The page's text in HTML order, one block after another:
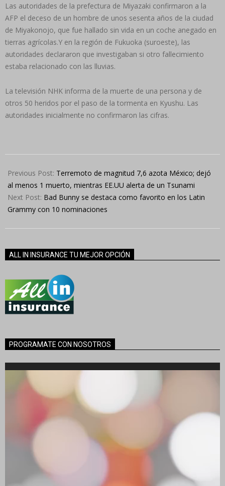
Las autoridades de la prefectura de Miyazaki confirmaron a la
AFP el deceso de un hombre de unos sesenta años de la ciudad
de Miyakonojo, que fue hallado sin vida en un coche anegado en
tierras agrícolas.Y en la región de Fukuoka (suroeste), las
autoridades declararon que investigaban si otro fallecimiento
estaba relacionado con las lluvias.
La televisión NHK informa de la muerte de una persona y de
otros 50 heridos por el paso de la tormenta en Kyushu. Las
autoridades inicialmente no confirmaron las cifras.
09-
19
Previous Post: Terremoto de magnitud 7,6 azota México; dejó
al menos 1 muerto, mientras EE.UU alerta de un Tsunami
Next Post: Bad Bunny se destaca como favorito en los Latin
Grammy con 10 nominaciones
ALL IN INSURANCE TU MEJOR OPCIÓN
PROGRAMATE CON NOSOTROS
Reproductor